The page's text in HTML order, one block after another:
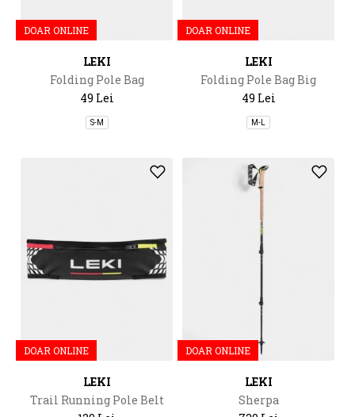
DOAR ONLINE
LEKI
Folding Pole Bag
49 Lei
S-M
DOAR ONLINE
LEKI
Folding Pole Bag Big
49 Lei
M-L
DOAR ONLINE
LEKI
Trail Running Pole Belt
DOAR ONLINE
LEKI
Sherpa